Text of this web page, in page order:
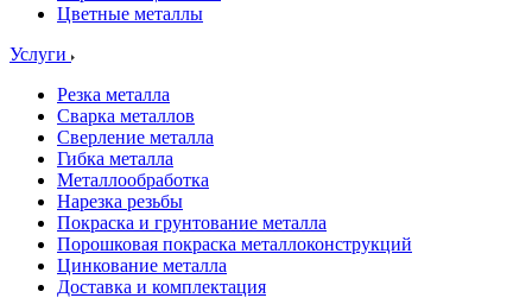
Цветные металлы
Услуги
Резка металла
Сварка металлов
Сверление металла
Гибка металла
Металлообработка
Нарезка резьбы
Покраска и грунтование металла
Порошковая покраска металлоконструкций
Цинкование металла
Доставка и комплектация